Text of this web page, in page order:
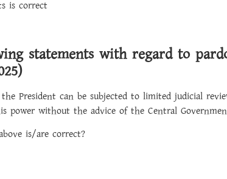
is correct
statements with regard to
President can be subjected to limited judicial
power without the advice of the Central
is/are correct?